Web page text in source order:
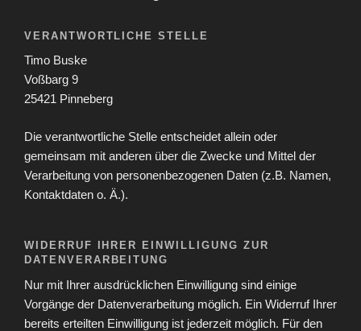
VERANTWORTLICHE STELLE
Timo Buske
Voßbarg 9
25421 Pinneberg
Die verantwortliche Stelle entscheidet allein oder
gemeinsam mit anderen über die Zwecke und Mittel der
Verarbeitung von personenbezogenen Daten (z.B. Namen,
Kontaktdaten o. Ä.).
WIDERRUF IHRER EINWILLIGUNG ZUR
DATENVERARBEITUNG
Nur mit Ihrer ausdrücklichen Einwilligung sind einige
Vorgänge der Datenverarbeitung möglich. Ein Widerruf Ihrer
bereits erteilten Einwilligung ist jederzeit möglich. Für den